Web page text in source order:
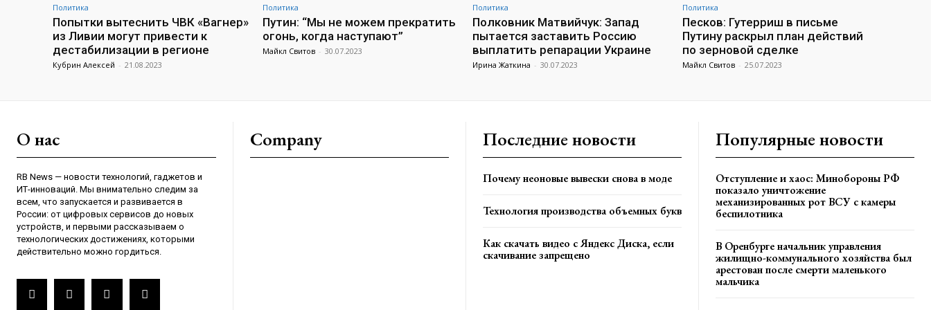
Политика
Попытки вытеснить ЧВК «Вагнер»
из Ливии могут привести к
дестабилизации в регионе
Кубрин Алексей - 21.08.2023
Политика
Путин: “Мы не можем прекратить
огонь, когда наступают”
Майкл Свитов - 30.07.2023
Политика
Полковник Матвийчук: Запад
пытается заставить Россию
выплатить репарации Украине
Ирина Жаткина - 30.07.2023
Политика
Песков: Гутерриш в письме
Путину раскрыл план действий
по зерновой сделке
Майкл Свитов - 25.07.2023
О нас
RB News — новости технологий, гаджетов и
ИТ-инноваций. Мы внимательно следим за
всем, что запускается и развивается в
России: от цифровых сервисов до новых
устройств, и первыми рассказываем о
технологических достижениях, которыми
действительно можно гордиться.
Company Последние новости
Почему неоновые вывески снова в моде
Технология производства объемных букв
Как скачать видео с Яндекс Диска, если
скачивание запрещено
Популярные новости
Отступление и хаос: Минобороны РФ
показало уничтожение
механизированных рот ВСУ с камеры
беспилотника
В Оренбурге начальник управления
жилищно-коммунального хозяйства был
арестован после смерти маленького
мальчика